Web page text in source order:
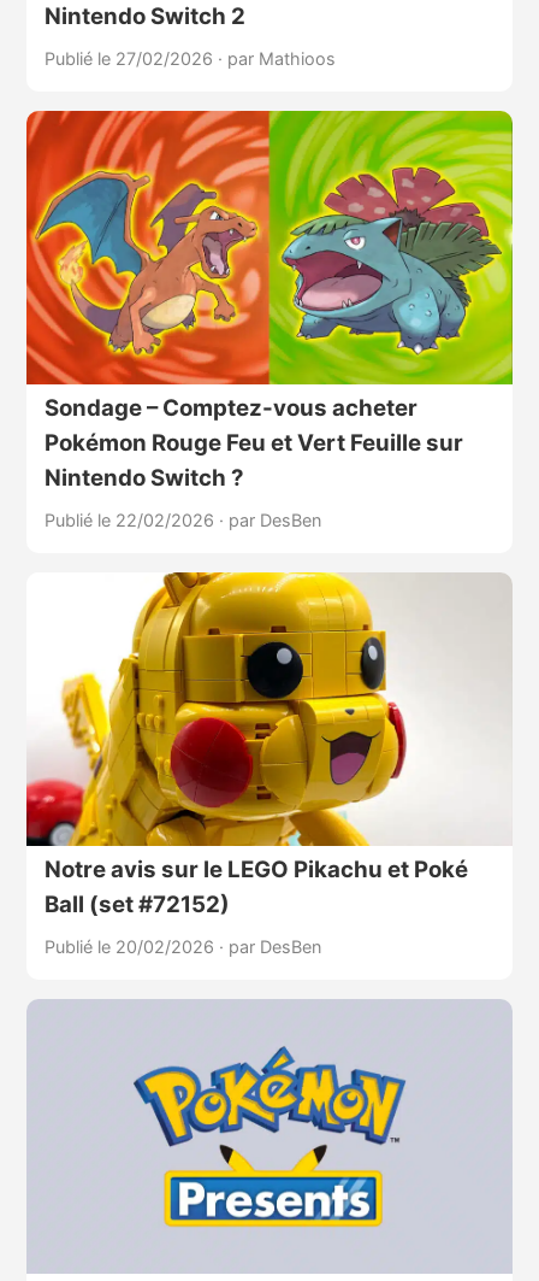
Nintendo Switch 2
Publié le 27/02/2026 · par Mathioos
Sondage – Comptez-vous acheter
Pokémon Rouge Feu et Vert Feuille sur
Nintendo Switch ?
Publié le 22/02/2026 · par DesBen
Notre avis sur le LEGO Pikachu et Poké
Ball (set #72152)
Publié le 20/02/2026 · par DesBen